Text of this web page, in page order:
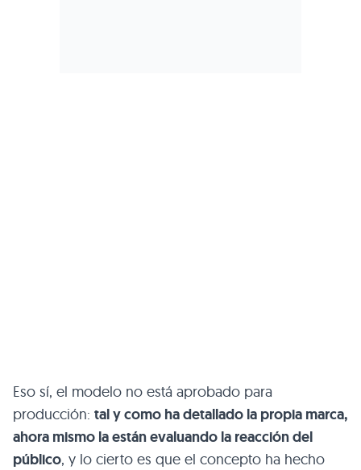
Eso sí, el modelo no está aprobado para
producción: tal y como ha detallado la propia marca,
ahora mismo la están evaluando la reacción del
público, y lo cierto es que el concepto ha hecho